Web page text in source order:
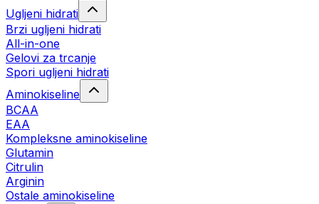
Ugljeni hidrati
Brzi ugljeni hidrati
All-in-one
Gelovi za trcanje
Spori ugljeni hidrati
Aminokiseline
BCAA
ЕАА
Kompleksne aminokiseline
Glutamin
Citrulin
Arginin
Ostale aminokiseline